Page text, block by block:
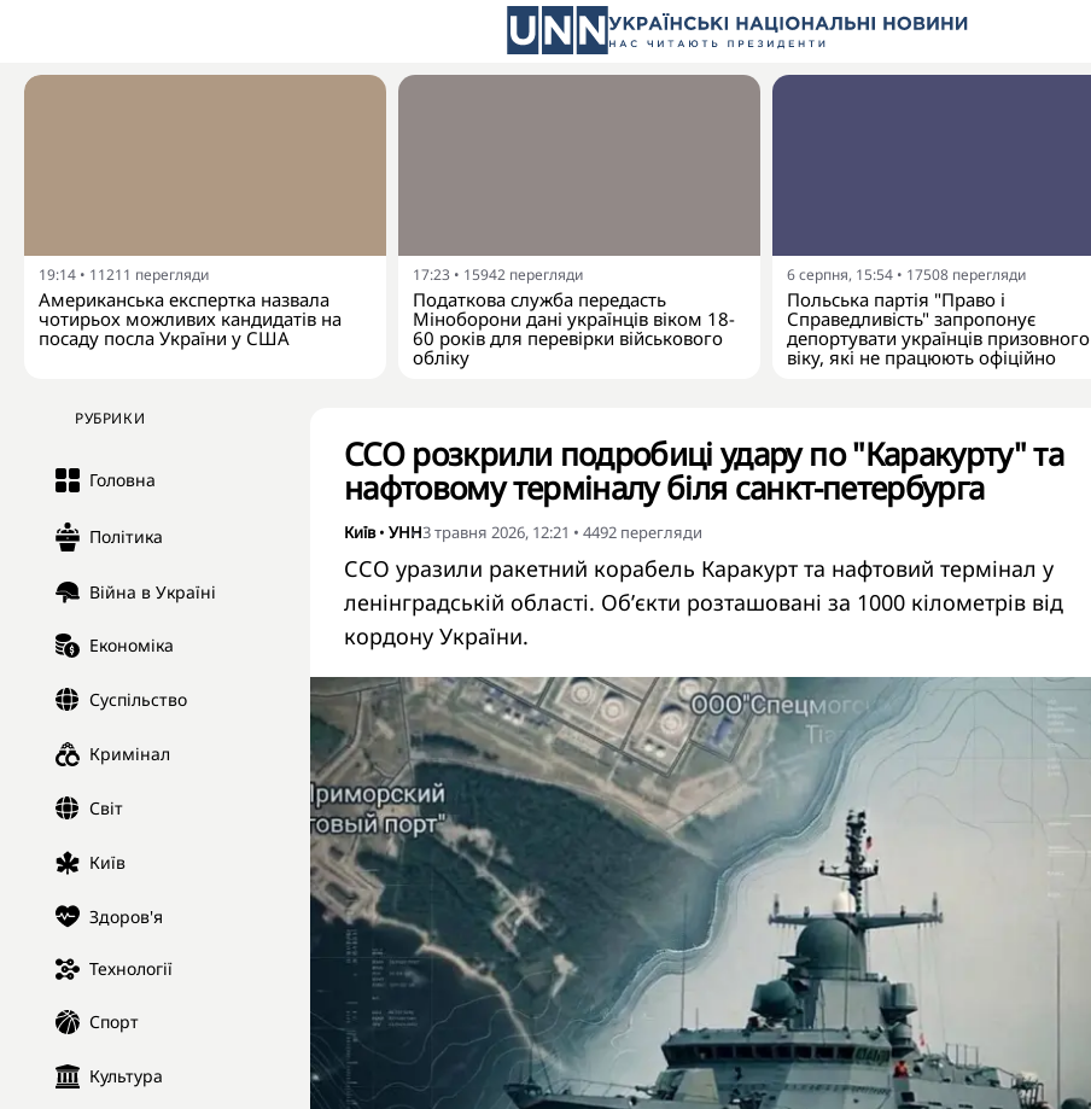
19:14 • 11211 перегляди
Американська експертка назвала
чотирьох можливих кандидатів на
посаду посла України у США
17:23 • 15942 перегляди
Податкова служба передасть
Міноборони дані українців віком 18-
60 років для перевірки військового
обліку
6 серпня, 15:54 • 17508 перегляди
Польська партія "Право і
Справедливість" запропонує
депортувати українців призовного
віку, які не працюють офіційно
РУБРИКИ
Головна
Політика
Війна в Україні
Економіка
Суспільство
Кримінал
Світ
Київ
Здоров'я
Технології
Спорт
Культура
ССО розкрили подробиці удару по "Каракурту" та
нафтовому терміналу біля санкт-петербурга
Київ• УНН3 травня 2026, 12:21 • 4492 перегляди
ССО уразили ракетний корабель Каракурт та нафтовий термінал у
ленінградській області. Об’єкти розташовані за 1000 кілометрів від
кордону України.